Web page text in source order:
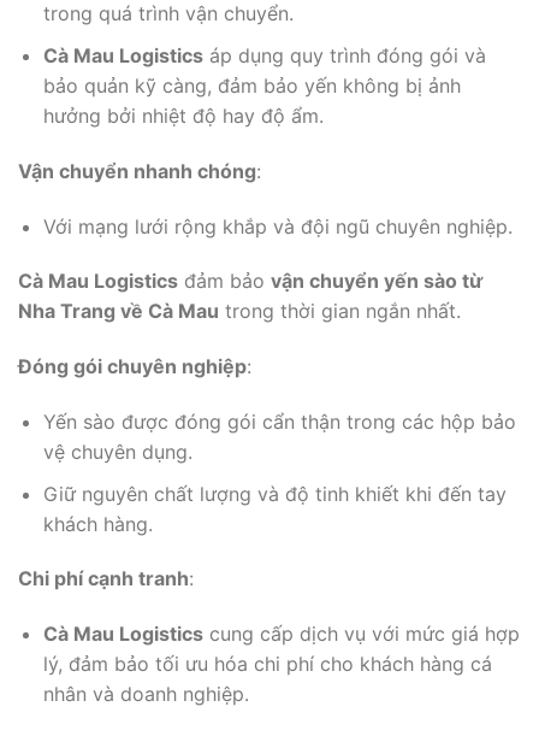
trong quá trình vận chuyển.
Cà Mau Logisticsáp dụng quy trình đóng gói và
bảo quản kỹ càng, đảm bảo yến không bị ảnh
hưởng bởi nhiệt độ hay độ ẩm.
Vận chuyển nhanh chóng:
Với mạng lưới rộng khắp và đội ngũ chuyên nghiệp.
Cà Mau Logistics đảm bảo vận chuyển yến sào từ
Nha Trang về Cà Mau trong thời gian ngắn nhất.
Đóng gói chuyên nghiệp:
Yến sào được đóng gói cẩn thận trong các hộp bảo
vệ chuyên dụng.
Giữ nguyên chất lượng và độ tinh khiết khi đến tay
khách hàng.
Chi phí cạnh tranh:
Cà Mau Logisticscung cấp dịch vụ với mức giá hợp
lý, đảm bảo tối ưu hóa chi phí cho khách hàng cá
nhân và doanh nghiệp.